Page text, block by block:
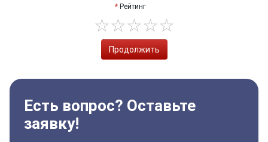
Рейтинг
Продолжить
Есть вопрос? Оставьте
заявку!